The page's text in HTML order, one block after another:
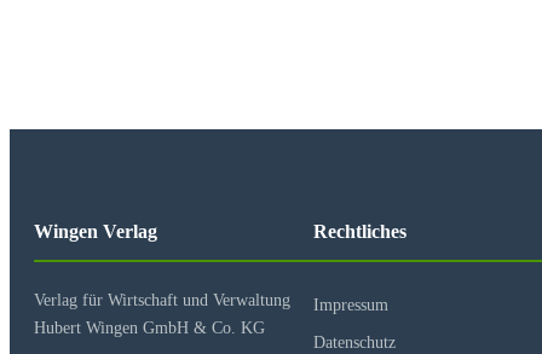
Wingen Verlag
Verlag für Wirtschaft und Verwaltung
Hubert Wingen GmbH & Co. KG
Rechtliches
Impressum
Datenschutz